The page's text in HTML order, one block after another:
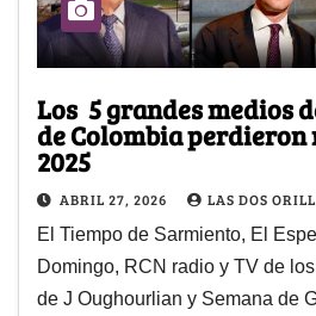
Los 5 grandes medios
de Colombia perdieron
2025
ABRIL 27, 2026 LAS DOS
El Tiempo de Sarmiento, El
Domingo, RCN radio y TV de
de J Oughourlian y Semana de